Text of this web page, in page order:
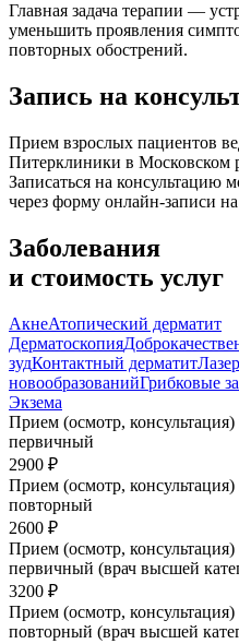
Главная задача терапии —
уменьшить проявления
повторных обострений.
Запись на
Прием взрослых пациентов
Питерклиники в Московском
Записаться на консультацию
через форму онлайн-записи на
Заболевания
и стоимость услуг
АкнеАтопический дерматит
Дерматоскопия
зудКонтактный дерматит
новообразованийГрибковые
Экзема
Прием (осмотр, консультация)
первичный
2900 ₽
Прием (осмотр, консультация)
повторный
2600 ₽
Прием (осмотр, консультация)
первичный (врач высшей
3200 ₽
Прием (осмотр, консультация)
повторный (врач высшей